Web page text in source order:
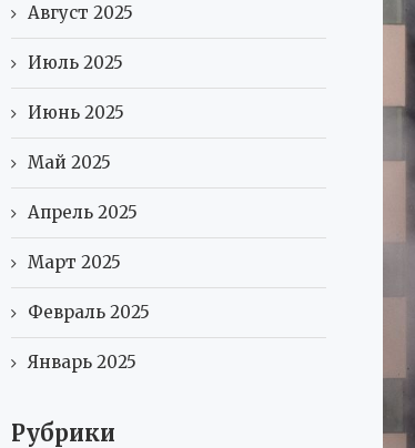
Август 2025
Июль 2025
Июнь 2025
Май 2025
Апрель 2025
Март 2025
Февраль 2025
Январь 2025
Рубрики